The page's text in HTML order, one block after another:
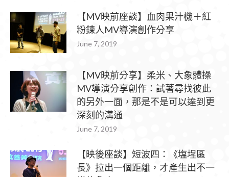
【MV映前座談】血肉果汁機＋紅
粉鍊人MV導演創作分享
June 7, 2019
【MV映前分享】柔米、大象體操
MV導演分享創作：試著尋找彼此
的另外一面，那是不是可以達到更
深刻的溝通
June 7, 2019
【映後座談】短波四：《塩埕區
長》拉出一個距離，才產生出不一